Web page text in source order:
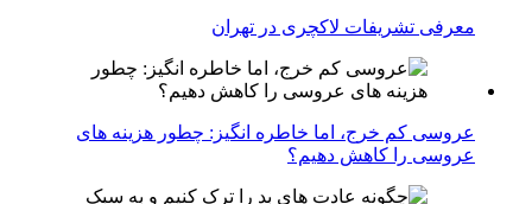
معرفی تشریفات لاکچری در تهران
عروسی کم خرج، اما خاطره انگیز: چطور هزینه های
عروسی را کاهش دهیم؟